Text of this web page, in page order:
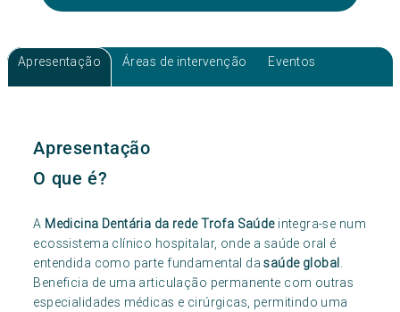
Apresentação Áreas de intervenção Eventos
Apresentação
O que é?
A Medicina Dentária da rede Trofa Saúdeintegra-se num
ecossistema clínico hospitalar, onde a saúde oral é
entendida como parte fundamental dasaúde global .
Beneficia de uma articulação permanente com outras
especialidades médicas e cirúrgicas, permitindo uma